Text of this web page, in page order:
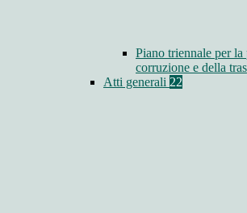
Piano triennale per
corruzione e della
Atti generali 22